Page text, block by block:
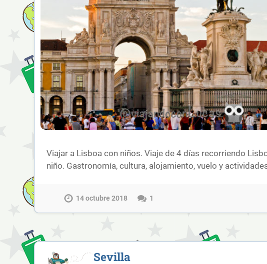
Viajar a Lisboa con niños. Viaje de 4 días recorriendo
niño. Gastronomía, cultura, alojamiento, vuelo y
14 octubre 2018 1
Sevilla